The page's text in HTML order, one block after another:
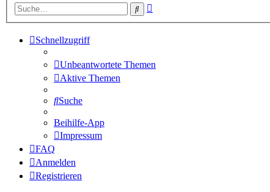
Suche
Schnellzugriff
Unbeantwortete Themen
Aktive Themen
Suche
Beihilfe-App
Impressum
FAQ
Anmelden
Registrieren